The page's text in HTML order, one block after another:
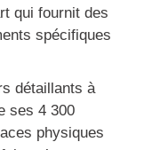
qui fournit des
spécifiques
détaillants à
ses 4 300
physiques